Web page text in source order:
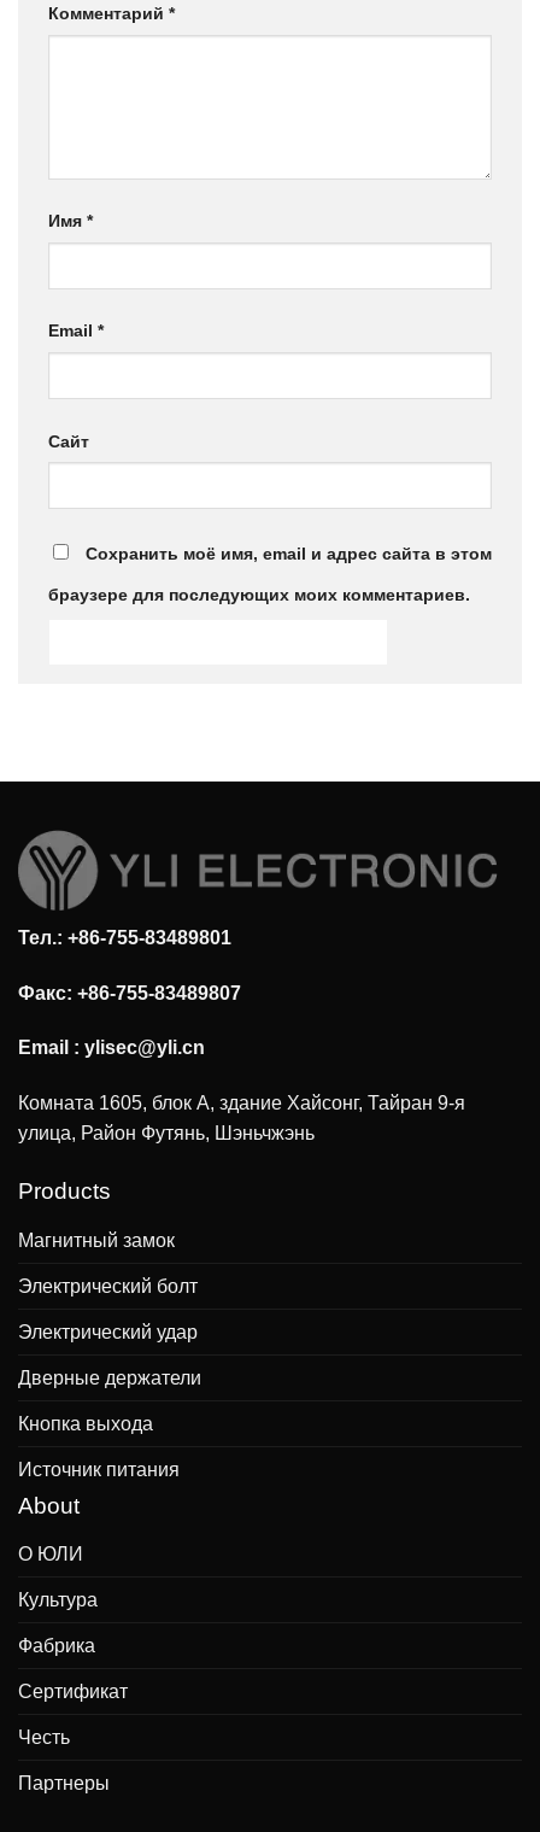
Комментарий *
Имя *
Email *
Сайт
Сохранить моё имя, email и адрес сайта в этом
браузере для последующих моих комментариев.
Тел.: +86-755-83489801
Факс: +86-755-83489807
Email : ylisec@yli.cn
Комната 1605, блок А, здание Хайсонг, Тайран 9-я
улица, Район Футянь, Шэньчжэнь
Products
Магнитный замок
Электрический болт
Электрический удар
Дверные держатели
Кнопка выхода
Источник питания
About
О ЮЛИ
Культура
Фабрика
Сертификат
Честь
Партнеры